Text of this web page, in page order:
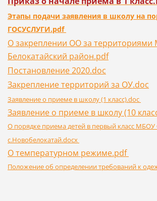
Этапы подачи заявления в школу на
ГОСУСЛУГИ.pdf
О закреплении ОО за территориями
Белокатайский район.pdf
Постановление 2020.doc
Закрепление территорий за ОУ.doc
Заявление о приеме в школу (1 класс).doc
Заявление о приеме в школу (10
О порядке приема детей в первый класс
с.Новобелокатай.docx
О температурном режиме.pdf
Положение об определении требований к